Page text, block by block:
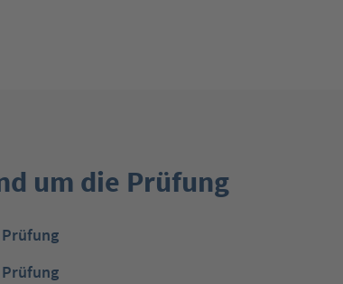
um die Prüfung
Prüfung
Prüfung